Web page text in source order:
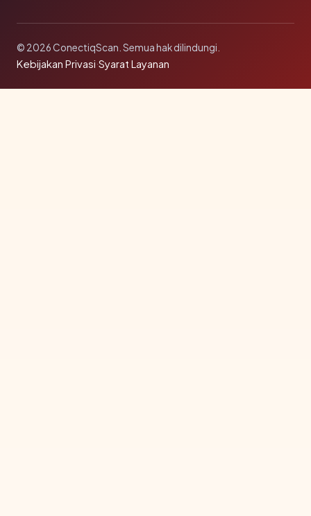
© 2026 ConectiqScan. Semua hak dilindungi.
Kebijakan Privasi·Syarat Layanan